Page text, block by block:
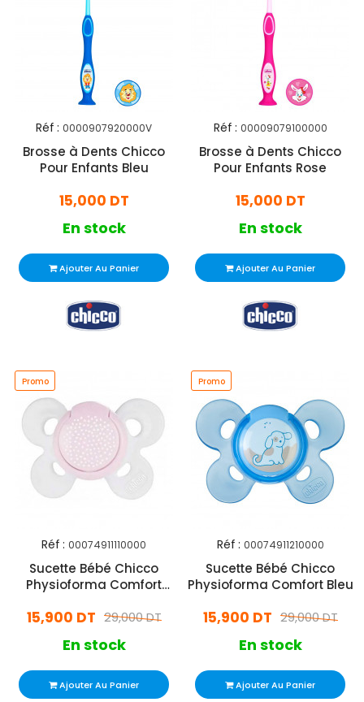
Réf : 0000907920000V
Brosse à Dents Chicco
Pour Enfants Bleu
15,000 DT
En stock
Ajouter Au Panier
Réf : 00009079100000
Brosse à Dents Chicco
Pour Enfants Rose
15,000 DT
En stock
Ajouter Au Panier
Promo
Réf : 00074911110000
Sucette Bébé Chicco
Physioforma Comfort
29,000 DT
15,900 DT
En stock
Ajouter Au Panier
Promo
Réf : 00074911210000
Sucette Bébé Chicco
Physioforma Comfort Bleu
29,000 DT
15,900 DT
En stock
Ajouter Au Panier